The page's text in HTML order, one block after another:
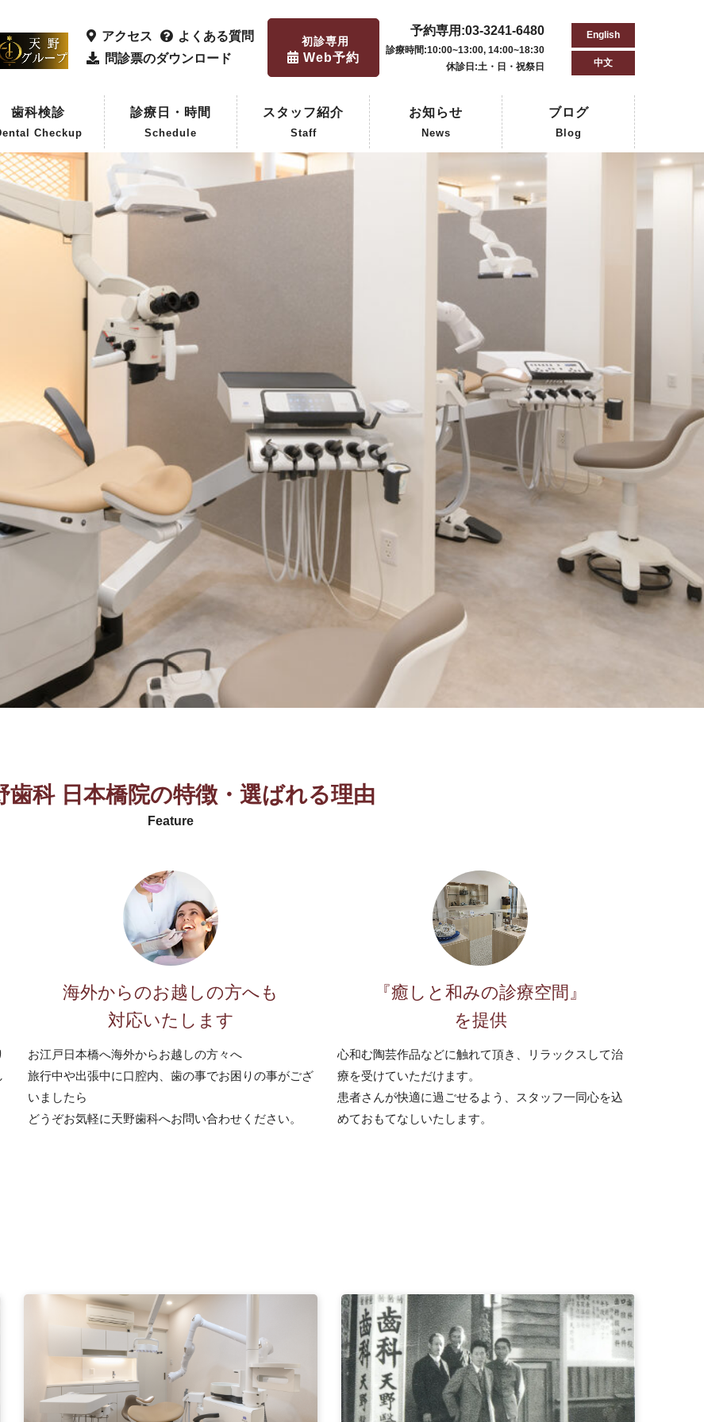
アクセス
よくある質問
問診票のダウンロード
初診専用
Web予約
予約専用:03-3241-6480
診療時間:10:00~13:00, 14:00~18:30
休診日:土・日・祝祭日
English
中文
歯科検診
Checkup
検診
歯科検診
診療日・時間
Schedule
スタッフ紹介
Staff
お知らせ
News
ブログ
Blog
歯科 日本橋院の特徴 ・ 選ばれる理由
Feature
海外からのお越しの方へも
対応いたします
お江戸日本橋へ海外からお越しの方々へ
旅行中や出張中に口腔内、歯の事でお困りの事がござ
いましたら
どうぞお気軽に天野歯科へお問い合わせください。
『癒しと和みの診療空間』
を提供
心和む陶芸作品などに触れて頂き、リラックスして治
療を受けていただけます。
患者さんが快適に過ごせるよう、スタッフ一同心を込
めておもてなしいたします。